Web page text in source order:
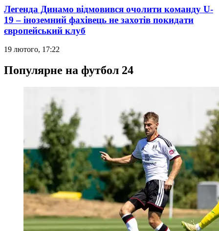
Легенда Динамо відмовився очолити команду U-
19 – іноземний фахівець не захотів покидати
європейський клуб
19 лютого, 17:22
Популярне на футбол 24